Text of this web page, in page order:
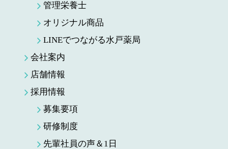
管理栄養士
オリジナル商品
LINEでつながる水戸薬局
会社案内
店舗情報
採用情報
募集要項
研修制度
先輩社員の声＆1日